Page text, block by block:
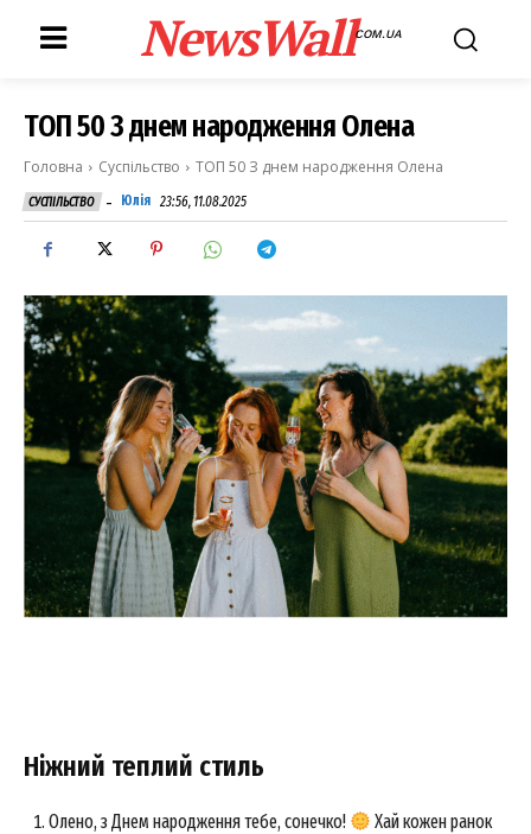
NewsWallCOM.UA
ТОП 50 З днем народження Олена
Головна Суспільство ТОП 50 З днем народження Олена
СУСПІЛЬСТВО - Юлія 23:56, 11.08.2025
Ніжний теплий стиль
Олено, з Днем народження тебе, сонечко!
Хай кожен ранок